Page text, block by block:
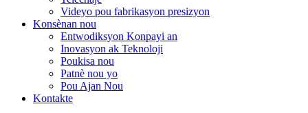
Videyo pou fabrikasyon presizyon
Konsènan nou
Entwodiksyon Konpayi an
Inovasyon ak Teknoloji
Poukisa nou
Patnè nou yo
Pou Ajan Nou
Kontakte